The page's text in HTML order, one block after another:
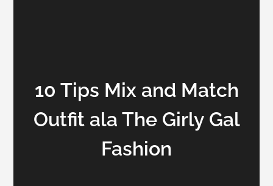
10 Tips Mix and Match
Outfit ala The Girly Gal
Fashion